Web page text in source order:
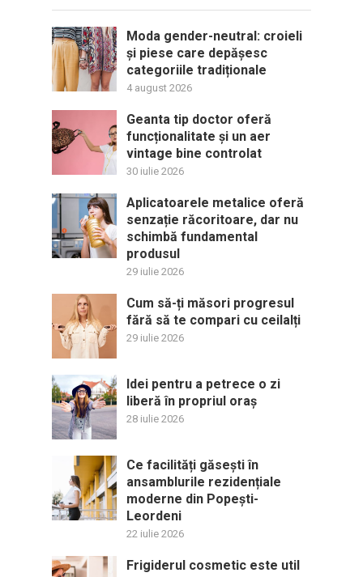
Moda gender-neutral: croieli
și piese care depășesc
categoriile tradiționale
4 august 2026
Geanta tip doctor oferă
funcționalitate și un aer
vintage bine controlat
30 iulie 2026
Aplicatoarele metalice oferă
senzație răcoritoare, dar nu
schimbă fundamental
produsul
29 iulie 2026
Cum să-ți măsori progresul
fără să te compari cu ceilalți
29 iulie 2026
Idei pentru a petrece o zi
liberă în propriul oraș
28 iulie 2026
Ce facilități găsești în
ansamblurile rezidențiale
moderne din Popești-
Leordeni
22 iulie 2026
Frigiderul cosmetic este util